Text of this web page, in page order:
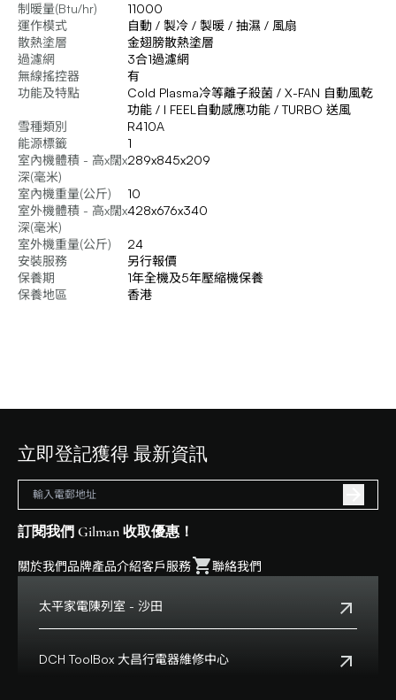
制暖量(Btu/hr)
11000
運作模式
自動 / 製冷 / 製暖 / 抽濕 / 風扇
散熱塗層
金翅膀散熱塗層
過濾網
3合1過濾網
無線搖控器
有
功能及特點
Cold Plasma冷等離子殺菌 / X-FAN 自動風乾
功能 / I FEEL自動感應功能 / TURBO 送風
雪種類別
R410A
能源標籤
1
室內機體積 - 高x闊x
深(毫米)
289x845x209
室內機重量(公斤)
10
室外機體積 - 高x闊x
深(毫米)
428x676x340
室外機重量(公斤)
24
安裝服務
另行報價
保養期
1年全機及5年壓縮機保養
保養地區
香港
立即登記獲得 最新資訊
訂閱我們 Gilman 收取優惠！
關於我們品牌產品介紹客戶服務 聯絡我們
太平家電陳列室 - 沙田
地址:
沙田鄉事會路138號HomeSquare 357-358舖
DCH ToolBox 大昌行電器維修中心